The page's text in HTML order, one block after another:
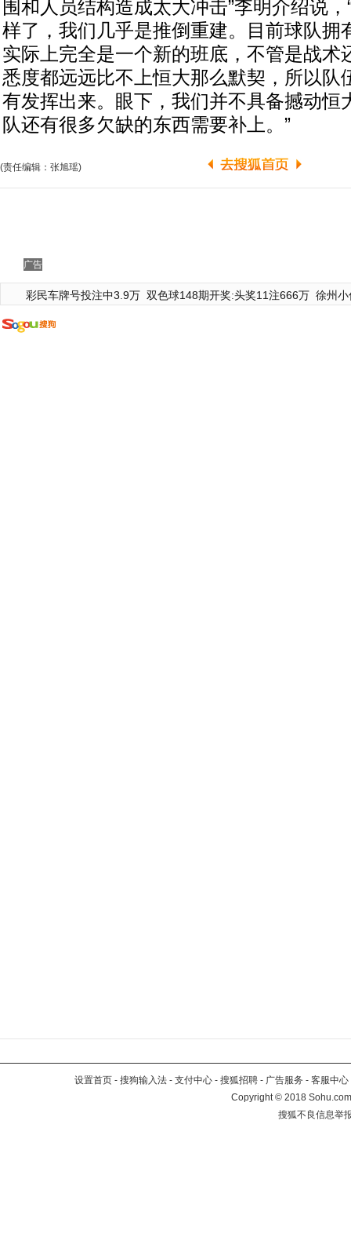
围和人员结构造成太大冲击”李明介绍说
样了，我们几乎是推倒重建。目前球队拥
实际上完全是一个新的班底，不管是战术
悉度都远远比不上恒大那么默契，所以队
有发挥出来。眼下，我们并不具备撼动恒
队还有很多欠缺的东西需要补上。”
(责任编辑：张旭瑶)
广告
彩民车牌号投注中3.9万 双色球148期开奖:头奖11注666万 徐州
设置首页 - 搜狗输入法 - 支付中心 - 搜狐招聘 - 广告服务 - 客服中心
Copyright©2018
搜狐不良信息举